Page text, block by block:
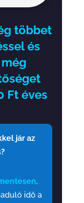
többet
és
Ft éves
jár az
,
idő a